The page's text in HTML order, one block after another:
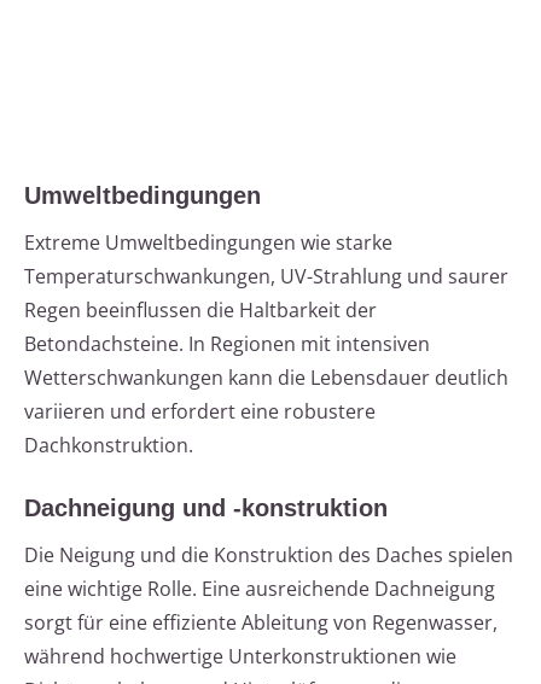
Umweltbedingungen
Extreme Umweltbedingungen wie starke
Temperaturschwankungen, UV-Strahlung und saurer
Regen beeinflussen die Haltbarkeit der
Betondachsteine. In Regionen mit intensiven
Wetterschwankungen kann die Lebensdauer deutlich
variieren und erfordert eine robustere
Dachkonstruktion.
Dachneigung und -konstruktion
Die Neigung und die Konstruktion des Daches spielen
eine wichtige Rolle. Eine ausreichende Dachneigung
sorgt für eine effiziente Ableitung von Regenwasser,
während hochwertige Unterkonstruktionen wie